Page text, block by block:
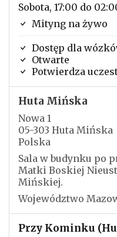
Sobota, 17:00 do
Mityng na żywo
Dostęp dla
Otwarte
Potwierdza
Huta Mińska
Nowa 1
05-303 Huta Mińska
Polska
Sala w budynku po
Matki Boskiej
Mińskiej.
Województwo
Przy Kominku